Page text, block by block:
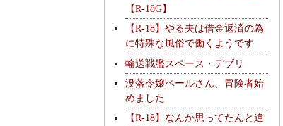
【R-18G】
【R-18】やる夫は借金返済の為
に特殊な風俗で働くようです
輸送戦艦スペース・デブリ
没落令嬢ベールさん、冒険者始
めました
【R-18】なんか思ってたんと違